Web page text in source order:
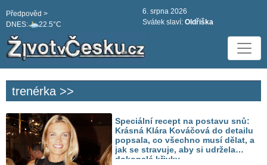
DNES: 22.5°C
Předpověd >
6. srpna 2026
Svátek slaví: Oldřiška
trenérka >>
Speciální recept na postavu snů:
Krásná Klára Kováčová do detailu
popsala, co všechno musí dělat, a
jak se stravuje, aby si udržela
dokonalé křivky